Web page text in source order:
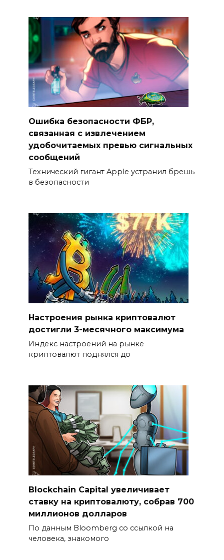
Ошибка безопасности ФБР,
связанная с извлечением
удобочитаемых превью сигнальных
сообщений
Технический гигант Apple устранил брешь
в безопасности
Настроения рынка криптовалют
достигли 3-месячного максимума
Индекс настроений на рынке
криптовалют поднялся до
Blockchain Capital увеличивает
ставку на криптовалюту, собрав 700
миллионов долларов
По данным Bloomberg со ссылкой на
человека, знакомого